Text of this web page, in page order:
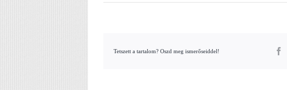
Tetszett a tartalom? Oszd meg ismerőseiddel!